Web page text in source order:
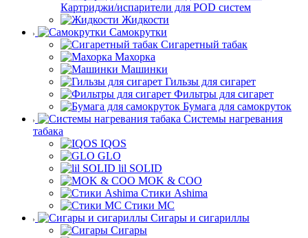
Картриджи/испарители для POD систем
Жидкости
Самокрутки
Сигаретный табак
Махорка
Машинки
Гильзы для сигарет
Фильтры для сигарет
Бумага для самокруток
Системы нагревания
табака
IQOS
GLO
lil SOLID
MOK & COO
Стики Ashima
Стики MC
Сигары и сигариллы
Сигары